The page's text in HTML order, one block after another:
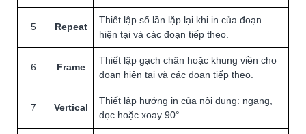
5 Repeat
Thiết lập số lần lặp lại khi in của đoạn
hiện tại và các đoạn tiếp theo.
6 Frame
Thiết lập gạch chân hoặc khung viền cho
đoạn hiện tại và các đoạn tiếp theo.
7 Vertical
Thiết lập hướng in của nội dung: ngang,
dọc hoặc xoay 90°.